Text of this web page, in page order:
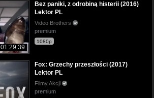
01:29:39
Bez paniki, z odrobiną histerii (2016)
Lektor PL
Video Brothers
premium
1080p
Fox: Grzechy przeszłości (2017)
Lektor PL
Filmy Akcji
premium